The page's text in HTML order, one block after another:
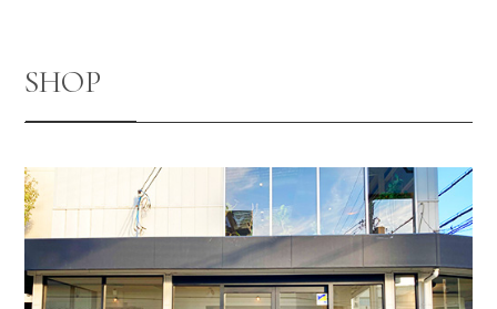
SHOP